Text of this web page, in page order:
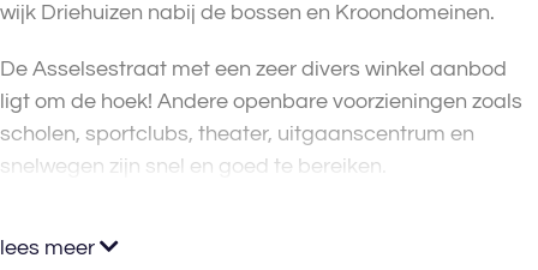
wijk Driehuizen nabij de bossen en Kroondomeinen.
De Asselsestraat met een zeer divers winkel aanbod
ligt om de hoek! Andere openbare voorzieningen zoals
scholen, sportclubs, theater, uitgaanscentrum en
snelwegen zijn snel en goed te bereiken.
lees meer